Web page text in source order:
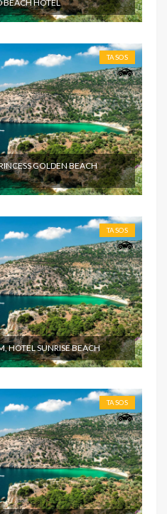
BEACH HOTEL
TASOS
GOLDEN BEACH
TASOS
HOTEL SUNRISE BEACH
TASOS